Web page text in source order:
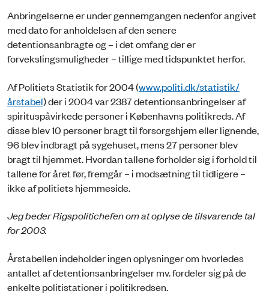
Anbringelserne er under gennemgangen nedenfor angivet
med dato for anholdelsen af den senere
detentionsanbragte og – i det omfang der er
forvekslingsmuligheder – tillige med tidspunktet herfor.
Af Politiets Statistik for 2004 (www.politi.dk/statistik/
årstabel) der i 2004 var 2387 detentionsanbrin­gelser af
spirituspåvirkede personer i Københavns politikreds. Af
disse blev 10 personer bragt til forsorgshjem eller lignende,
96 blev indbragt på sygehuset, mens 27 personer blev
bragt til hjemmet. Hvordan tallene forholder sig i forhold til
tallene for året før, fremgår – i modsætning til tidligere –
ikke af politiets hjemmeside.
Jeg beder Rigspolitichefen om at oplyse de tilsvarende tal
for 2003.
Årstabellen indeholder ingen oplysninger om hvorledes
antallet af detentionsanbringelser mv. fordeler sig på de
enkelte politistationer i politikredsen.